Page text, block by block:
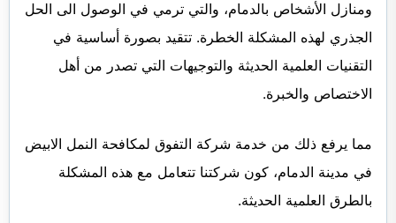
ومنازل الأشخاص بالدمام، والتي ترمي في الوصول الى الحل
الجذري لهذه المشكلة الخطرة. تتقيد بصورة أساسية في
التقنيات العلمية الحديثة والتوجيهات التي تصدر من أهل
الاختصاص والخبرة.
مما يرفع ذلك من خدمة شركة التفوق لمكافحة النمل الابيض
في مدينة الدمام، كون شركتنا تتعامل مع هذه المشكلة
بالطرق العلمية الحديثة.